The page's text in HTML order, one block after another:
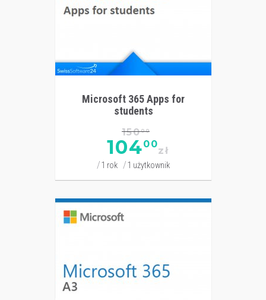
Microsoft 365 Apps for
students
15000
10400
zł
1 rok 1 użytkownik